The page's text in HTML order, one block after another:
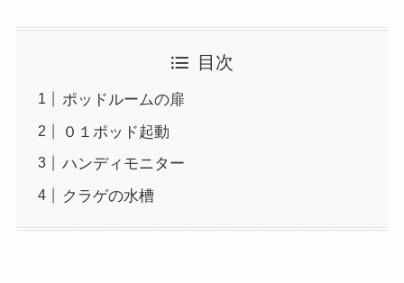
目次
ポッドルームの扉
０１ポッド起動
ハンディモニター
クラゲの水槽